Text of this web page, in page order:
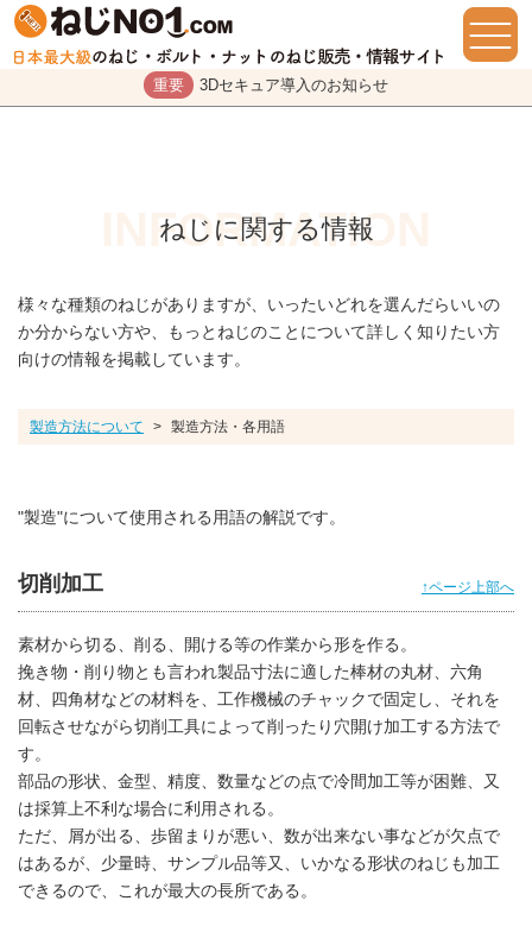
重要 3Dセキュア導入のお知らせ
ねじに関する情報
様々な種類のねじがありますが、いったいどれを選んだらいいの
か分からない方や、もっとねじのことについて詳しく知りたい方
向けの情報を掲載しています。
製造方法について > 製造方法・各用語
"製造"について使用される用語の解説です。
切削加工 ↑ページ上部へ
素材から切る、削る、開ける等の作業から形を作る。
挽き物・削り物とも言われ製品寸法に適した棒材の丸材、六角
材、四角材などの材料を、工作機械のチャックで固定し、それを
回転させながら切削工具によって削ったり穴開け加工する方法で
す。
部品の形状、金型、精度、数量などの点で冷間加工等が困難、又
は採算上不利な場合に利用される。
ただ、屑が出る、歩留まりが悪い、数が出来ない事などが欠点で
はあるが、少量時、サンプル品等又、いかなる形状のねじも加工
できるので、これが最大の長所である。